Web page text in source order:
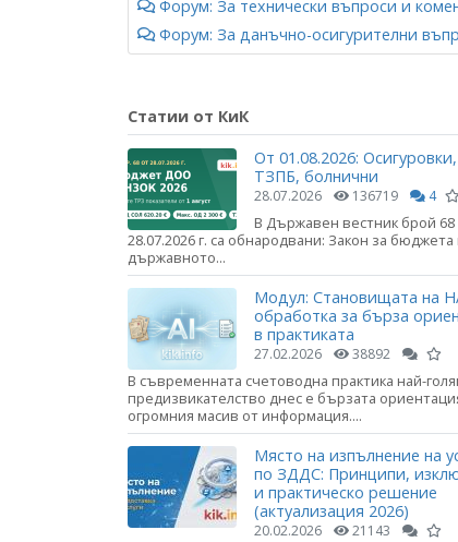
Форум: За технически въпроси и
Форум: За данъчно-осигурителни
Статии от КиК
От 01.08.2026:
ТЗПБ, болнични
28.07.2026 136719 4
В Държавен вестник брой 68
28.07.2026 г. са обнародвани: Закон за бюджета
държавното...
Модул: Становищата на
обработка за бърза
в практиката
27.02.2026 38892
В съвременната счетоводна практика най-
предизвикателство днес е бързата
огромния масив от информация....
Място на изпълнение на
по ЗДДС: Принципи,
и практическо решение
(актуализация 2026)
20.02.2026 21143